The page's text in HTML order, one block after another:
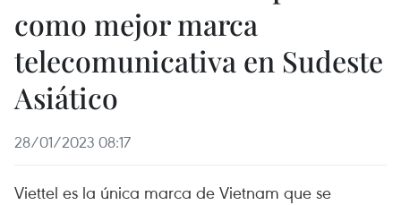
como mejor marca
telecomunicativa en Sudeste
Asiático
28/01/2023 08:17
Viettel es la única marca de Vietnam que se